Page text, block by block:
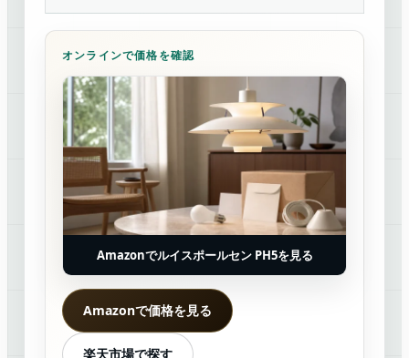
オンラインで価格を確認
Amazonでルイスポールセン PH5を見る
Amazonで価格を見る
楽天市場で探す